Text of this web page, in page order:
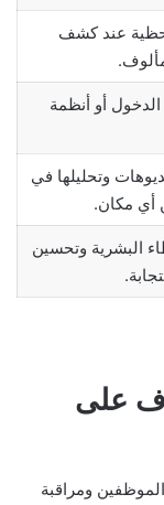
عند كشف
أو أنظمة
وتحليلها في
مكان.
البشرية وتحسين
على
ومراقبة